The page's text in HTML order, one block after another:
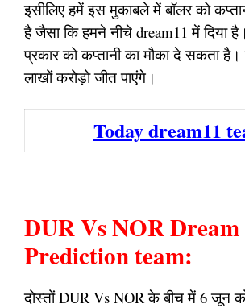
इसीलिए हमें इस मुकाबले में बॉलर को
है जैसा कि हमने नीचे dream11 में दिया
प्रकार को कप्तानी का मौका दे सकता
लाखों करोड़ो जीत पाएंगे।
Today dream11
DUR Vs NOR Dream
Prediction team:
दोस्तों DUR Vs NOR के बीच में 6 जून